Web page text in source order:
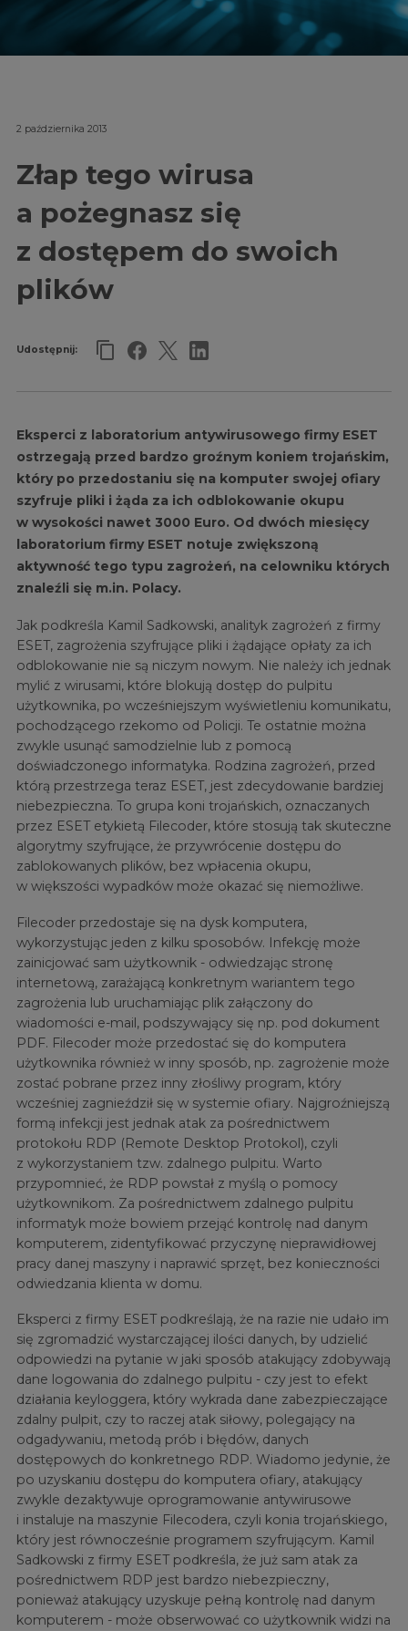
2 października 2013
Złap tego wirusa
a pożegnasz się
z dostępem do swoich
plików
Udostępnij:
Eksperci z laboratorium antywirusowego firmy ESET
ostrzegają przed bardzo groźnym koniem trojańskim,
który po przedostaniu się na komputer swojej ofiary
szyfruje pliki i żąda za ich odblokowanie okupu
w wysokości nawet 3000 Euro. Od dwóch miesięcy
laboratorium firmy ESET notuje zwiększoną
aktywność tego typu zagrożeń, na celowniku których
znaleźli się m.in. Polacy.
Jak podkreśla Kamil Sadkowski, analityk zagrożeń z firmy
ESET, zagrożenia szyfrujące pliki i żądające opłaty za ich
odblokowanie nie są niczym nowym. Nie należy ich jednak
mylić z wirusami, które blokują dostęp do pulpitu
użytkownika, po wcześniejszym wyświetleniu komunikatu,
pochodzącego rzekomo od Policji. Te ostatnie można
zwykle usunąć samodzielnie lub z pomocą
doświadczonego informatyka. Rodzina zagrożeń, przed
którą przestrzega teraz ESET, jest zdecydowanie bardziej
niebezpieczna. To grupa koni trojańskich, oznaczanych
przez ESET etykietą Filecoder, które stosują tak skuteczne
algorytmy szyfrujące, że przywrócenie dostępu do
zablokowanych plików, bez wpłacenia okupu,
w większości wypadków może okazać się niemożliwe.
Filecoder przedostaje się na dysk komputera,
wykorzystując jeden z kilku sposobów. Infekcję może
zainicjować sam użytkownik - odwiedzając stronę
internetową, zarażającą konkretnym wariantem tego
zagrożenia lub uruchamiając plik załączony do
wiadomości e-mail, podszywający się np. pod dokument
PDF. Filecoder może przedostać się do komputera
użytkownika również w inny sposób, np. zagrożenie może
zostać pobrane przez inny złośliwy program, który
wcześniej zagnieździł się w systemie ofiary. Najgroźniejszą
formą infekcji jest jednak atak za pośrednictwem
protokołu RDP (Remote Desktop Protokol), czyli
z wykorzystaniem tzw. zdalnego pulpitu. Warto
przypomnieć, że RDP powstał z myślą o pomocy
użytkownikom. Za pośrednictwem zdalnego pulpitu
informatyk może bowiem przejąć kontrolę nad danym
komputerem, zidentyfikować przyczynę nieprawidłowej
pracy danej maszyny i naprawić sprzęt, bez konieczności
odwiedzania klienta w domu.
Eksperci z firmy ESET podkreślają, że na razie nie udało im
się zgromadzić wystarczającej ilości danych, by udzielić
odpowiedzi na pytanie w jaki sposób atakujący zdobywają
dane logowania do zdalnego pulpitu - czy jest to efekt
działania keyloggera, który wykrada dane zabezpieczające
zdalny pulpit, czy to raczej atak siłowy, polegający na
odgadywaniu, metodą prób i błędów, danych
dostępowych do konkretnego RDP. Wiadomo jedynie, że
po uzyskaniu dostępu do komputera ofiary, atakujący
zwykle dezaktywuje oprogramowanie antywirusowe
i instaluje na maszynie Filecodera, czyli konia trojańskiego,
który jest równocześnie programem szyfrującym. Kamil
Sadkowski z firmy ESET podkreśla, że już sam atak za
pośrednictwem RDP jest bardzo niebezpieczny,
ponieważ atakujący uzyskuje pełną kontrolę nad danym
komputerem - może obserwować co użytkownik widzi na